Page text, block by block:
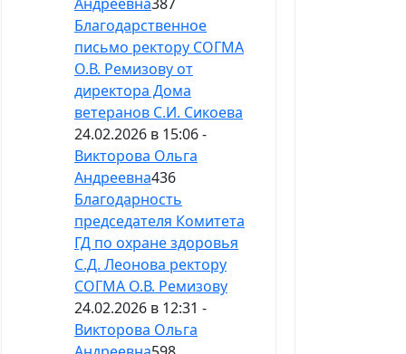
Благодарственное
письмо ректору СОГМА
О.В. Ремизову от
директора Дома
ветеранов С.И. Сикоева
24.02.2026 в 15:06 -
Викторова Ольга
Андреевна436
Благодарность
председателя Комитета
ГД по охране здоровья
С.Д. Леонова ректору
СОГМА О.В. Ремизову
24.02.2026 в 12:31 -
Викторова Ольга